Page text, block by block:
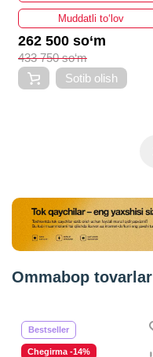
Muddatli to‘lov
262 500 so‘m
433 750 so‘m
Sotib olish
Ommabop tovarlar
Bestseller
Chegirma -14%